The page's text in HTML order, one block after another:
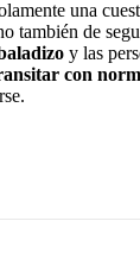
una
también de
y las
con